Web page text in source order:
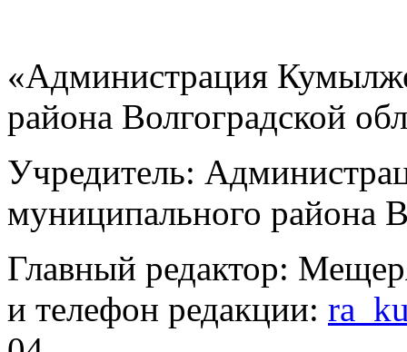
«Администрация
района Волгоградской
Учредитель:
муниципального района
Главный редактор:
и телефон редакции: